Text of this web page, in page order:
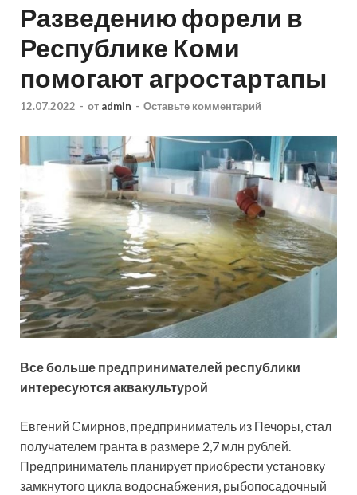
Разведению форели в
Республике Коми
помогают агростартапы
12.07.2022 - от admin - Оставьте комментарий
Все больше предпринимателей республики
интересуются аквакультурой
Евгений Смирнов, предприниматель из Печоры, стал
получателем гранта в размере 2,7 млн рублей.
Предприниматель планирует приобрести установку
замкнутого цикла водоснабжения, рыбопосадочный